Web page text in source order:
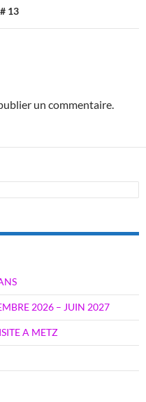
13
un commentaire.
2026 – JUIN 2027
A METZ